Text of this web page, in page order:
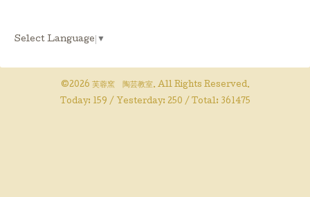
Select Language ▼
©2026 芙蓉窯 陶芸教室. All Rights Reserved.
Today: 159 / Yesterday: 250 / Total: 361475